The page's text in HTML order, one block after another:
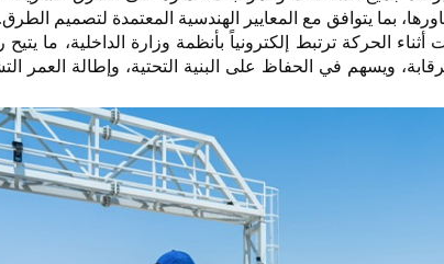
بما يتوافق مع المعايير الهندسية المعتمدة لتصميم الطرق.
الحركة ترتبط إلكترونياً بأنظمة وزارة الداخلية، ما
ويسهم في الحفاظ على البنية التحتية، وإطالة العمر